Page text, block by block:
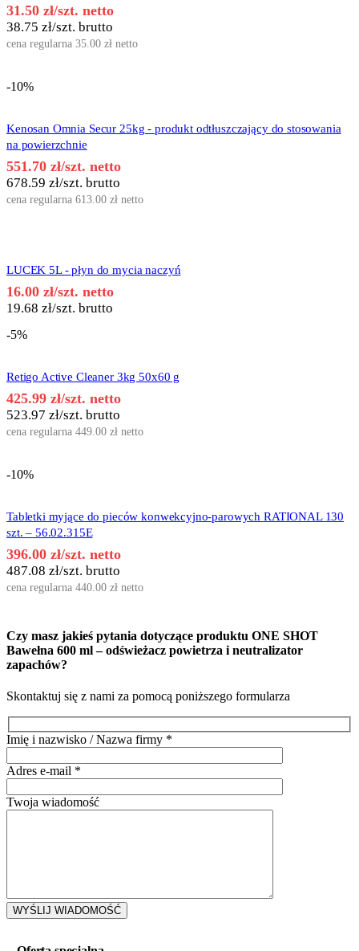
31.50 zł/szt. netto
38.75 zł/szt. brutto
cena regularna 35.00 zł netto
-10%
Kenosan Omnia Secur 25kg - produkt odtłuszczający do stosowania
na powierzchnie
551.70 zł/szt. netto
678.59 zł/szt. brutto
cena regularna 613.00 zł netto
LUCEK 5L - płyn do mycia naczyń
16.00 zł/szt. netto
19.68 zł/szt. brutto
-5%
Retigo Active Cleaner 3kg 50x60 g
425.99 zł/szt. netto
523.97 zł/szt. brutto
cena regularna 449.00 zł netto
-10%
Tabletki myjące do pieców konwekcyjno-parowych RATIONAL 130
szt. – 56.02.315E
396.00 zł/szt. netto
487.08 zł/szt. brutto
cena regularna 440.00 zł netto
Czy masz jakieś pytania dotyczące produktu ONE SHOT
Bawełna 600 ml – odświeżacz powietrza i neutralizator
zapachów?
Skontaktuj się z nami za pomocą poniższego formularza
Imię i nazwisko / Nazwa firmy *
Adres e-mail *
Twoja wiadomość